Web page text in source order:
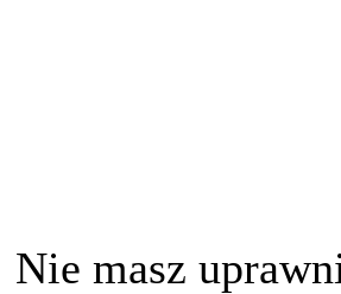
Nie masz